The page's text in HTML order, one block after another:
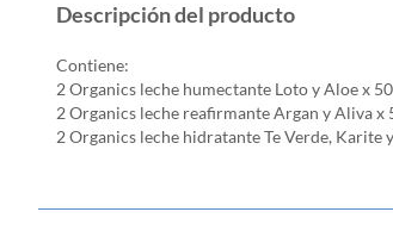
Descripción del producto
Contiene:
2 Organics leche humectante Loto y Aloe x
2 Organics leche reafirmante Argan y Aliva x
2 Organics leche hidratante Te Verde, Karite